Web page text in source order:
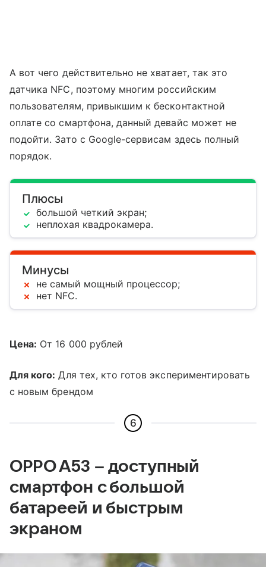
А вот чего действительно не хватает, так это
датчика NFC, поэтому многим российским
пользователям, привыкшим к бесконтактной
оплате со смартфона, данный девайс может не
подойти. Зато с Google-сервисам здесь полный
порядок.
Плюсы
большой четкий экран;
неплохая квадрокамера.
Минусы
не самый мощный процессор;
нет NFC.
Цена: От 16 000 рублей
Для кого: Для тех, кто готов экспериментировать
с новым брендом
6
OPPO A53 – доступный
смартфон с большой
батареей и быстрым
экраном